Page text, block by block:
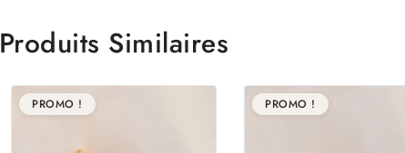
Produits Similaires
PROMO ! PROMO !